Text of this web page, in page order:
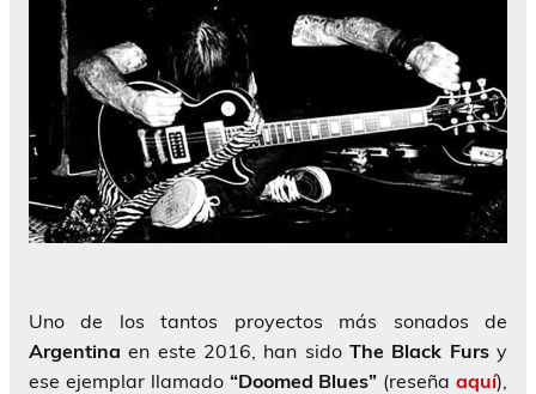
Uno de los tantos proyectos más sonados de
Argentina en este 2016, han sido The Black Fursy
ese ejemplar llamado “Doomed Blues” (reseñaaquí),